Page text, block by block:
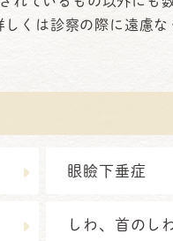
しくは診察の際に遠慮な
眼瞼下垂症
しわ、首のし